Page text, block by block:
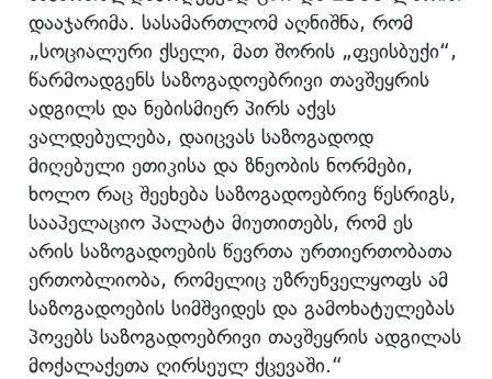
დააჯარიმა. სასამართლომ აღნიშნა, რომ
„სოციალური ქსელი, მათ შორის „ფეისბუქი“,
წარმოადგენს საზოგადოებრივი თავშეყრის
ადგილს და ნებისმიერ პირს აქვს
ვალდებულება, დაიცვას საზოგადოდ
მიღებული ეთიკისა და ზნეობის ნორმები,
ხოლო რაც შეეხება საზოგადოებრივ წესრიგს,
სააპელაციო პალატა მიუთითებს, რომ ეს
არის საზოგადოების წევრთა ურთიერთობათა
ერთობლიობა, რომელიც უზრუნველყოფს ამ
საზოგადოების სიმშვიდეს და გამოხატულებას
პოვებს საზოგადოებრივი თავშეყრის ადგილას
მოქალაქეთა ღირსეულ ქცევაში.“